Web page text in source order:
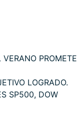
PROMETE
LOGRADO.
SP500, DOW